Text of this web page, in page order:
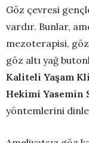
Göz çevresi
vardır. Bunlar,
mezoterapisi,
göz altı yağ
Kaliteli Yaşam
Hekimi Yasemin
yöntemlerini